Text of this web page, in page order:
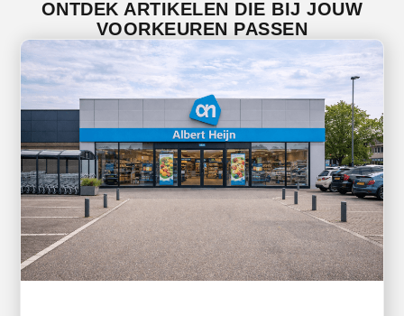
ONTDEK ARTIKELEN DIE BIJ JOUW
VOORKEUREN PASSEN